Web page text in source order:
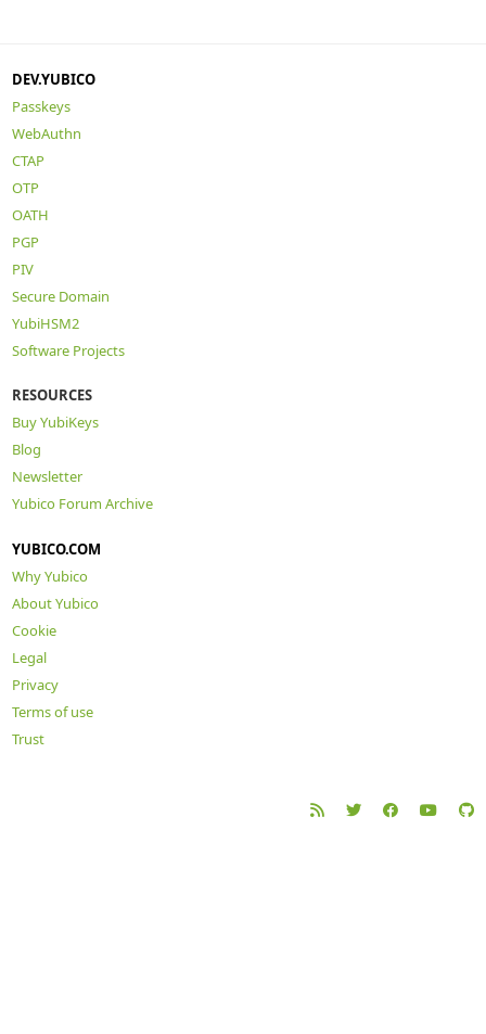
DEV.YUBICO
Passkeys
WebAuthn
CTAP
OTP
OATH
PGP
PIV
Secure Domain
YubiHSM2
Software Projects
RESOURCES
Buy YubiKeys
Blog
Newsletter
Yubico Forum Archive
YUBICO.COM
Why Yubico
About Yubico
Cookie
Legal
Privacy
Terms of use
Trust